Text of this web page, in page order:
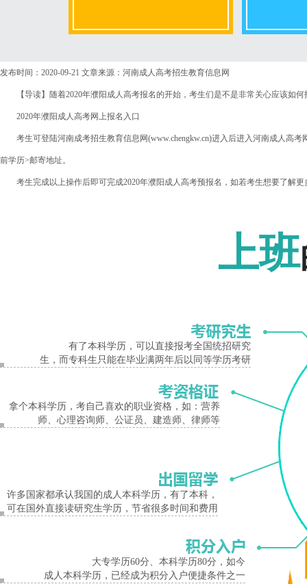
报名条件
入学考试
考试时间
发布时间：2020-09-21 文章来源：河南成人高考招生教育信息网
【导读】随着2020年濮阳成人高考报名的开始，考生们是不是非常关心应该如何
2020年濮阳成人高考网上报名入口
考生可登陆河南成考招生教育信息网(www.chengkw.cn)进入后进入河南成人高考
前学历>邮寄地址。
考生完成以上操作后即可完成2020年濮阳成人高考预报名，如若考生想要了解
上班
有了本科学历，可以直接报考全国统招研究
生，而专科生只能在毕业满两年后以同等学历考研
拿个本科学历，考自己喜欢的职业资格，如：营养
师、心理咨询师、公证员、建造师、律师等
许多国家都承认我国的成人本科学历，有了本科，
可在国外直接读研究生学历，节省很多时间和费用
大专学历60分、本科学历80分，如今
成人本科学历，已经成为积分入户便捷条件之一